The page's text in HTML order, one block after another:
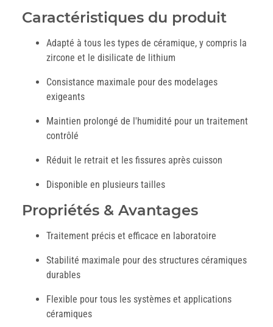
Caractéristiques du produit
Adapté à tous les types de céramique, y compris la
zircone et le disilicate de lithium
Consistance maximale pour des modelages
exigeants
Maintien prolongé de l'humidité pour un traitement
contrôlé
Réduit le retrait et les fissures après cuisson
Disponible en plusieurs tailles
Propriétés & Avantages
Traitement précis et efficace en laboratoire
Stabilité maximale pour des structures céramiques
durables
Flexible pour tous les systèmes et applications
céramiques